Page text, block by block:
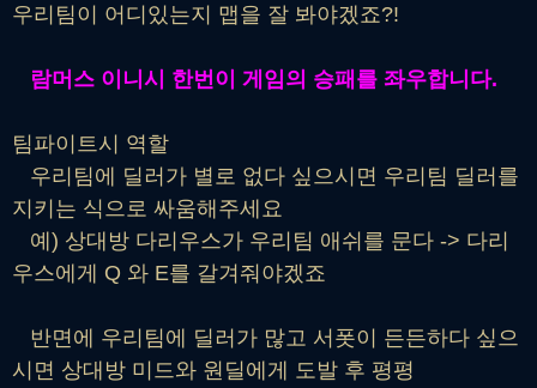
우리팀이 어디있는지 맵을 잘 봐야겠죠?!
람머스 이니시 한번이 게임의 승패를 좌우합니다.
팀파이트시 역할
우리팀에 딜러가 별로 없다 싶으시면 우리팀 딜러를
지키는 식으로 싸움해주세요
예) 상대방 다리우스가 우리팀 애쉬를 문다 -> 다리
우스에게 Q 와 E를 갈겨줘야겠죠
반면에 우리팀에 딜러가 많고 서폿이 든든하다 싶으
시면 상대방 미드와 원딜에게 도발 후 평평